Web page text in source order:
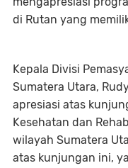
di Rutan yang
Kepala Divisi
Sumatera Utara,
apresiasi atas
Kesehatan dan
wilayah Sumatera
atas kunjungan ini,